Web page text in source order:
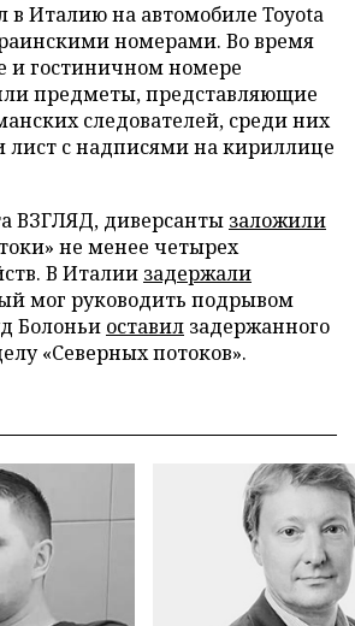
в Италию на автомобиле Toyota
номерами. Во время
и гостиничном номере
предметы, представляющие
следователей, среди них
лист с надписями на кириллице
ВЗГЛЯД, диверсанты заложили
не менее четырех
В Италии задержали
мог руководить подрывом
Болоньи оставил задержанного
«Северных потоков».